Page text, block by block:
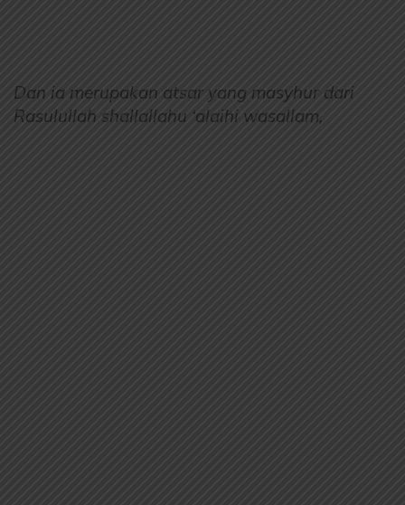
Dan ia merupakan atsar yang masyhur dari
Rasulullah shallallahu ‘alaihi wasallam,